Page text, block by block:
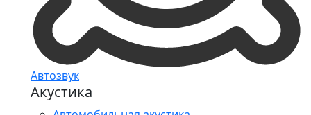
Автозвук
Акустика